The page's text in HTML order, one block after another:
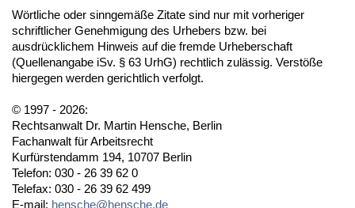
Wörtliche oder sinngemäße Zitate sind nur mit vorheriger
schriftlicher Genehmigung des Urhebers bzw. bei
ausdrücklichem Hinweis auf die fremde Urheberschaft
(Quellenangabe iSv. § 63 UrhG) rechtlich zulässig. Verstöße
hiergegen werden gerichtlich verfolgt.
© 1997 - 2026:
Rechtsanwalt Dr. Martin Hensche, Berlin
Fachanwalt für Arbeitsrecht
Kurfürstendamm 194, 10707 Berlin
Telefon: 030 - 26 39 62 0
Telefax: 030 - 26 39 62 499
E-mail: hensche@hensche.de